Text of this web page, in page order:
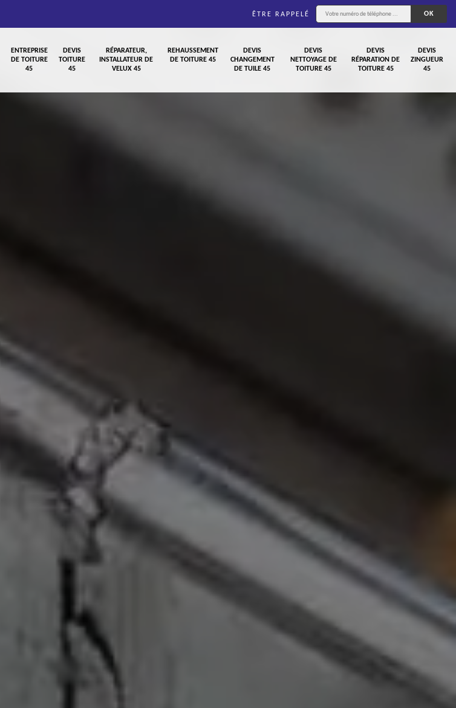
ÊTRE RAPPELÉ
ENTREPRISE
DE TOITURE
45
DEVIS
TOITURE
45
RÉPARATEUR,
INSTALLATEUR DE
VELUX 45
REHAUSSEMENT
DE TOITURE 45
DEVIS
CHANGEMENT
DE TUILE 45
DEVIS
NETTOYAGE DE
TOITURE 45
DEVIS
RÉPARATION DE
TOITURE 45
DEVIS
ZINGUEUR
45